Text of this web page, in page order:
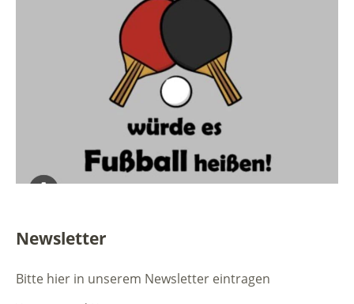
Newsletter
Bitte hier in unserem Newsletter eintragen